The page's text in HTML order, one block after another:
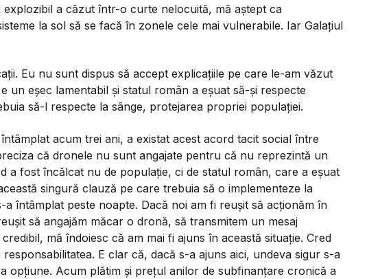
a căzut într-o curte nelocuită, mă aștept ca
la sol să se facă în zonele cele mai vulnerabile. Iar Galațiul
Eu nu sunt dispus să accept explicațiile pe care le-am văzut
un eșec lamentabil și statul român a eșuat să-și respecte
să-l respecte la sânge, protejarea propriei populației.
acum trei ani, a existat acest acord tacit social între
că dronele nu sunt angajate pentru că nu reprezintă un
a fost încălcat nu de populație, ci de statul român, care a eșuat
singură clauză pe care trebuia să o implementeze la
întâmplat peste noapte. Dacă noi am fi reușit să acționăm în
să angajăm măcar o dronă, să transmitem un mesaj
mă îndoiesc că am mai fi ajuns în această situație. Cred
E clar că, dacă s-a ajuns aici, undeva sigur s-a
opțiune. Acum plătim și prețul anilor de subfinanțare cronică a